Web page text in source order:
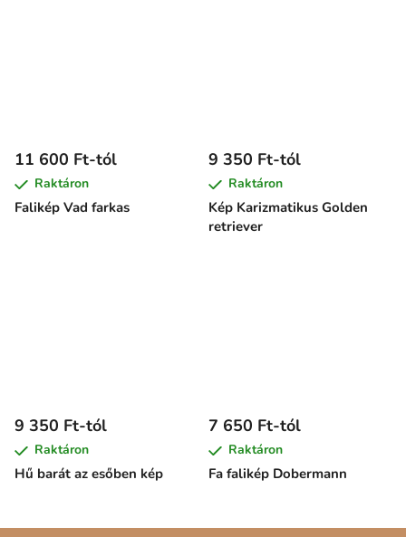
Falikép Vad farkas
11 600 Ft-tól
Raktáron
Kép Karizmatikus Golden
retriever
9 350 Ft-tól
Raktáron
Hű barát az esőben kép
9 350 Ft-tól
Raktáron
Fa falikép Dobermann
7 650 Ft-tól
Raktáron